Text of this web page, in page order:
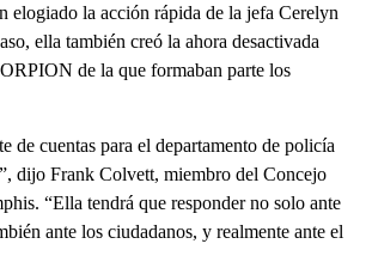
elogiado la acción rápida de la jefa Cerelyn
ella también creó la ahora desactivada
de la que formaban parte los
de cuentas para el departamento de policía
dijo Frank Colvett, miembro del Concejo
“Ella tendrá que responder no solo ante
ante los ciudadanos, y realmente ante el